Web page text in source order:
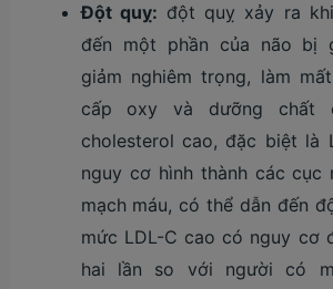
Đột quỵ: đột quỵ xảy ra
đến một phần của não bị
giảm nghiêm trọng, làm
cấp oxy và dưỡng chất
cholesterol cao, đặc biệt là
nguy cơ hình thành các cục
mạch máu, có thể dẫn đến
mức LDL-C cao có nguy cơ
hai lần so với người có